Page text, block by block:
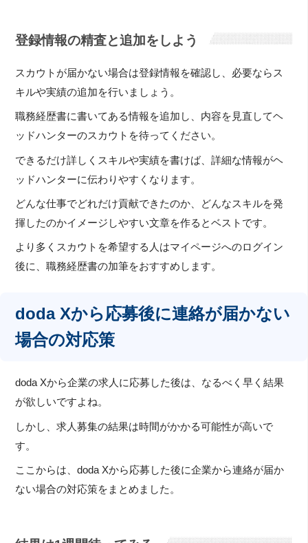
登録情報の精査と追加をしよう
スカウトが届かない場合は登録情報を確認し、必要ならス
キルや実績の追加を行いましょう。
職務経歴書に書いてある情報を追加し、内容を見直してヘ
ッドハンターのスカウトを待ってください。
できるだけ詳しくスキルや実績を書けば、詳細な情報がヘ
ッドハンターに伝わりやすくなります。
どんな仕事でどれだけ貢献できたのか、どんなスキルを発
揮したのかイメージしやすい文章を作るとベストです。
より多くスカウトを希望する人はマイページへのログイン
後に、職務経歴書の加筆をおすすめします。
doda Xから応募後に連絡が届かない
場合の対応策
doda Xから企業の求人に応募した後は、なるべく早く結果
が欲しいですよね。
しかし、求人募集の結果は時間がかかる可能性が高いで
す。
ここからは、doda Xから応募した後に企業から連絡が届か
ない場合の対応策をまとめました。